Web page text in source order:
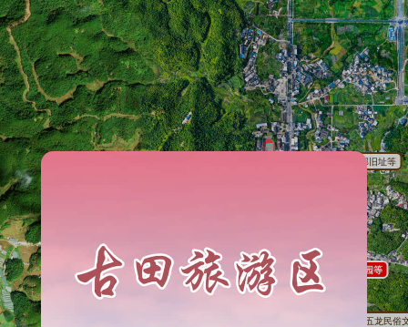
五龙民俗
星火燎原蜡像馆等
2 毛主席纪念园等
红四军前委机关暨政治部旧址等
全部
景点
卫生间
服务点
餐厅
旅馆